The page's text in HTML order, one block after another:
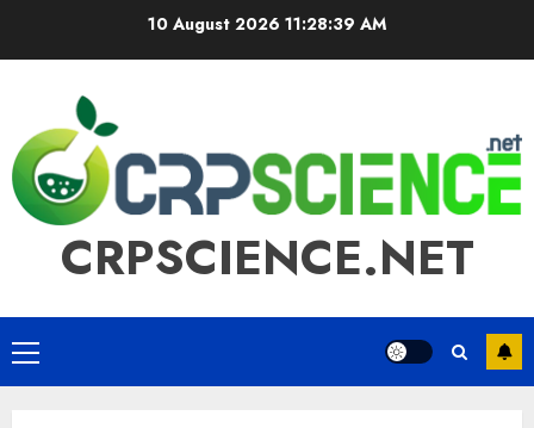
10 August 2026 11:28:40 AM
CRPSCIENCE.NET
Primary
Menu